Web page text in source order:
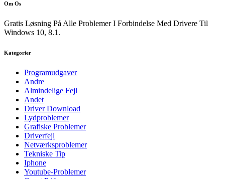
Om Os
Gratis Løsning På Alle Problemer I Forbindelse Med Drivere Til
Windows 10, 8.1.
Kategorier
Programudgaver
Andre
Almindelige Fejl
Andet
Driver Download
Lydproblemer
Grafiske Problemer
Driverfejl
Netværksproblemer
Tekniske Tip
Iphone
Youtube-Problemer